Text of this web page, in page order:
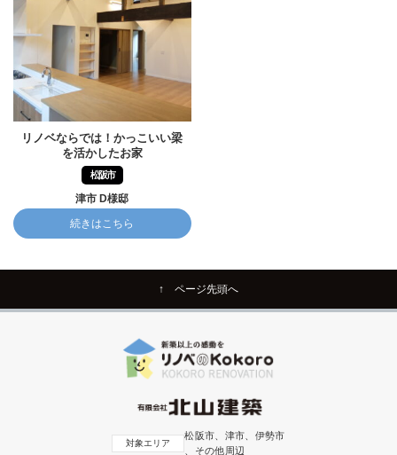
リノベならでは！かっこいい梁
を活かしたお家
松阪市
津市 D様邸
続きはこちら
↑ ページ先頭へ
対象エリア
松阪市、津市、伊勢市
、その他周辺